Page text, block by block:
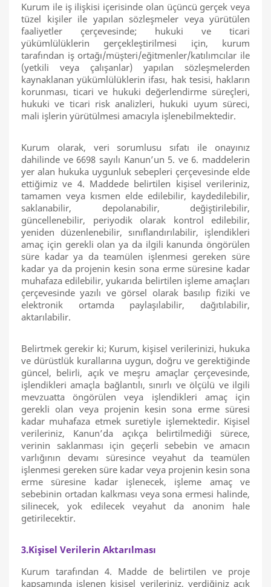
Kurum ile iş ilişkisi içerisinde olan üçüncü gerçek veya
tüzel kişiler ile yapılan sözleşmeler veya yürütülen
faaliyetler çerçevesinde; hukuki ve ticari
yükümlülüklerin gerçekleştirilmesi için, kurum
tarafından iş ortağı/müşteri/eğitmenler/katılımcılar ile
(yetkili veya çalışanlar) yapılan sözleşmelerden
kaynaklanan yükümlülüklerin ifası, hak tesisi, hakların
korunması, ticari ve hukuki değerlendirme süreçleri,
hukuki ve ticari risk analizleri, hukuki uyum süreci,
mali işlerin yürütülmesi amacıyla işlenebilmektedir.
Kurum olarak, veri sorumlusu sıfatı ile onayınız
dahilinde ve 6698 sayılı Kanun’un 5. ve 6. maddelerin
yer alan hukuka uygunluk sebepleri çerçevesinde elde
ettiğimiz ve 4. Maddede belirtilen kişisel verileriniz,
tamamen veya kısmen elde edilebilir, kaydedilebilir,
saklanabilir, depolanabilir, değiştirilebilir,
güncellenebilir, periyodik olarak kontrol edilebilir,
yeniden düzenlenebilir, sınıflandırılabilir, işlendikleri
amaç için gerekli olan ya da ilgili kanunda öngörülen
süre kadar ya da teamülen işlenmesi gereken süre
kadar ya da projenin kesin sona erme süresine kadar
muhafaza edilebilir, yukarıda belirtilen işleme amaçları
çerçevesinde yazılı ve görsel olarak basılıp fiziki ve
elektronik ortamda paylaşılabilir, dağıtılabilir,
aktarılabilir.
Belirtmek gerekir ki; Kurum, kişisel verilerinizi, hukuka
ve dürüstlük kurallarına uygun, doğru ve gerektiğinde
güncel, belirli, açık ve meşru amaçlar çerçevesinde,
işlendikleri amaçla bağlantılı, sınırlı ve ölçülü ve ilgili
mevzuatta öngörülen veya işlendikleri amaç için
gerekli olan veya projenin kesin sona erme süresi
kadar muhafaza etmek suretiyle işlemektedir. Kişisel
verileriniz, Kanun’da açıkça belirtilmediği sürece,
verinin saklanması için geçerli sebebin ve amacın
varlığının devamı süresince veyahut da teamülen
işlenmesi gereken süre kadar veya projenin kesin sona
erme süresine kadar işlenecek, işleme amaç ve
sebebinin ortadan kalkması veya sona ermesi halinde,
silinecek, yok edilecek veyahut da anonim hale
getirilecektir.
3.Kişisel Verilerin Aktarılması
Kurum tarafından 4. Madde de belirtilen ve proje
kapsamında işlenen kişisel verileriniz, verdiğiniz açık